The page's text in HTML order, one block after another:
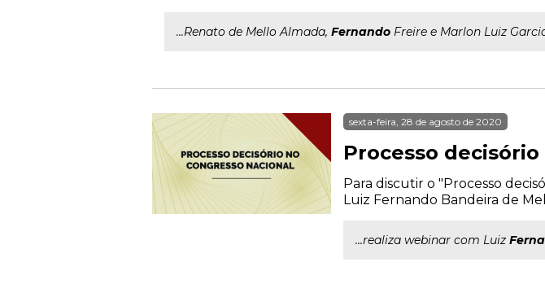
...Renato de Mello Almada, Fernando Freire e Marlon Luiz
sexta-feira, 28 de agosto de 2020
Processo
Para discutir o "Processo
Luiz Fernando Bandeira de
...realiza webinar com Luiz